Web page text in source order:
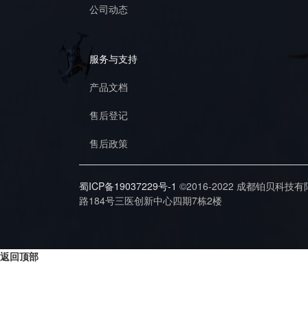
公司动态
服务与支持
产品文档
售后登记
售后政策
蜀ICP备19037229号-1 ©2016-2022 成都铂贝科技
路184号三医创新中心四期7栋2楼
返回顶部